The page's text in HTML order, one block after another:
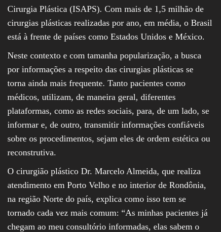
Cirurgia Plástica (ISAPS). Com mais de 1,5 milhão de
cirurgias plásticas realizadas por ano, em média, o Brasil
está à frente de países como Estados Unidos e México.
Neste contexto e com tamanha popularização, a busca
por informações a respeito das cirurgias plásticas se
torna ainda mais frequente. Tanto pacientes como
médicos, utilizam, de maneira geral, diferentes
plataformas, como as redes sociais, para, de um lado, se
informar e, de outro, transmitir informações confiáveis
sobre os procedimentos, sejam eles de ordem estética ou
reconstrutiva.
O cirurgião plástico Dr. Marcelo Almeida, que realiza
atendimento em Porto Velho e no interior de Rondônia,
na região Norte do país, explica como isso tem se
tornado cada vez mais comum: “As minhas pacientes já
chegam ao meu consultório informadas, elas sabem o